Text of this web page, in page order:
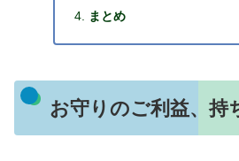
まとめ
お守りのご利益、持